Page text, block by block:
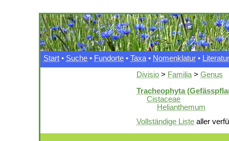
Start • Suche • Fundorte • Taxa • Nomenklatur • Literatur
Divisio > Familia > Genus
Tracheophyta
Cistaceae
Helianthemum
Vollständige Liste aller